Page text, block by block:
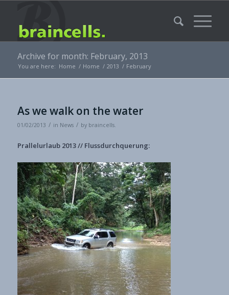
Archive for month: February, 2013
You are here: Home / Home / 2013 / February
As we walk on the water
01/02/2013 / in News / by braincells.
Prallelurlaub 2013 // Flussdurchquerung: